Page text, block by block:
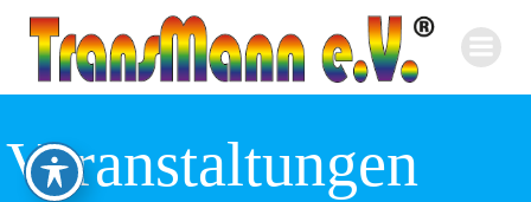
Inhalt
springen
Veranstaltungen